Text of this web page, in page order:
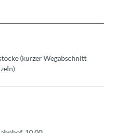
(kurzer Wegabschnitt